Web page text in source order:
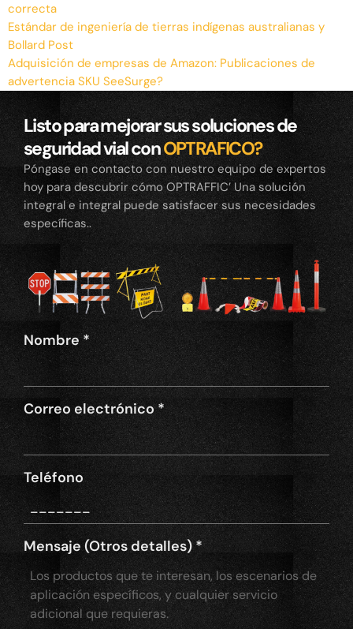
correcta
Estándar de ingeniería de tierras indígenas australianas y
Bollard Post
Adquisición de empresas de Amazon: Publicaciones de
advertencia SKU SeeSurge?
Listo para mejorar sus soluciones de
seguridad vial conOPTRAFICO?
Póngase en contacto con nuestro equipo de expertos
hoy para descubrir cómo OPTRAFFIC’ Una solución
integral e integral puede satisfacer sus necesidades
específicas..
Nombre *
Correo electrónico *
Teléfono
Mensaje (Otros detalles) *